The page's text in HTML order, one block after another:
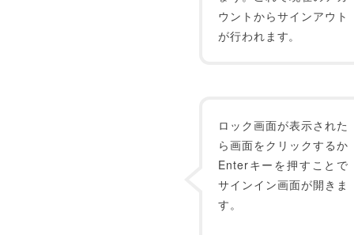
ウントからサインアウト
が行われます。
ロック画面が表示された
ら画面をクリックするか
Enterキーを押すことで
サインイン画面が開きま
す。